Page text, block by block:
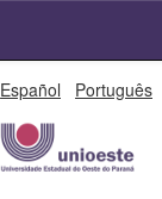
Español Português